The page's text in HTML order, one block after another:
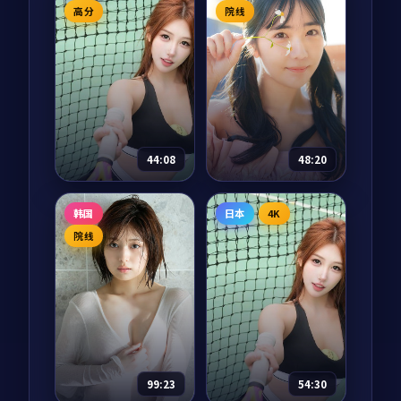
动漫 2025
主演：神谷浩史、花
泽香菜 等
宇宙历 273 年，地球
少年宿星因为一次实
验事故意外被传送到
银河系另一端，他需
要在 365 天内集齐七
块碎片回到地球。每
一站他都遇到了一个
本不该...
63,395 8.7 科幻
电影 2025
主演：周冬雨、朱亚
文 等
云南红河谷的国境小
城，咖啡庄园女主人
在春天迎来一位失忆
的旅客。他唯一记得
的信息只有「北纬 23
度」。一个春天的相
处，让两个迷路的人
各自找到归途...
73,636 8.6 剧情
高分
44:08
春天的第一封信
电视剧 2025
主演：长泽雅美、苍
井优 等
横滨港的小邮局每年
三月一日会开放收寄
「春信」的服务。今
年第一封投递出的
「春信」从一封寻人
启事开始，把一段被
搁置的家族秘密慢慢
90,681 8.6 剧情
院线
48:20
春夜江湖记
电视剧 2025
主演：章子怡、吴磊
等
南宋绍兴年间，临安
城外的「春夜阁」是
江湖人歇脚的中转
站。茶博士苏婵儿每
晚听到的传奇，从一
个剑客失踪的春雨之
夜开始，串起整个江
78,993 8.4 动作
韩国
院线
99:23
日本 4K
54:30